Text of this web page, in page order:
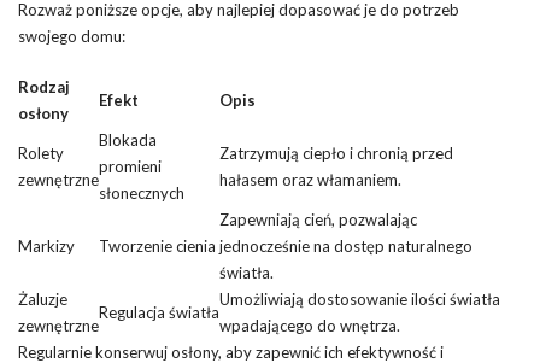
Rozważ poniższe opcje, aby najlepiej dopasować je do potrzeb
swojego domu:
Rodzaj
osłony
Efekt Opis
Rolety
zewnętrzne
Blokada
promieni
słonecznych
Zatrzymują ciepło i chronią przed
hałasem oraz włamaniem.
Markizy Tworzenie cienia
Zapewniają cień, pozwalając
jednocześnie na dostęp naturalnego
światła.
Żaluzje
zewnętrzne
Regulacja światła
Umożliwiają dostosowanie ilości światła
wpadającego do wnętrza.
Regularnie konserwuj osłony, aby zapewnić ich efektywność i